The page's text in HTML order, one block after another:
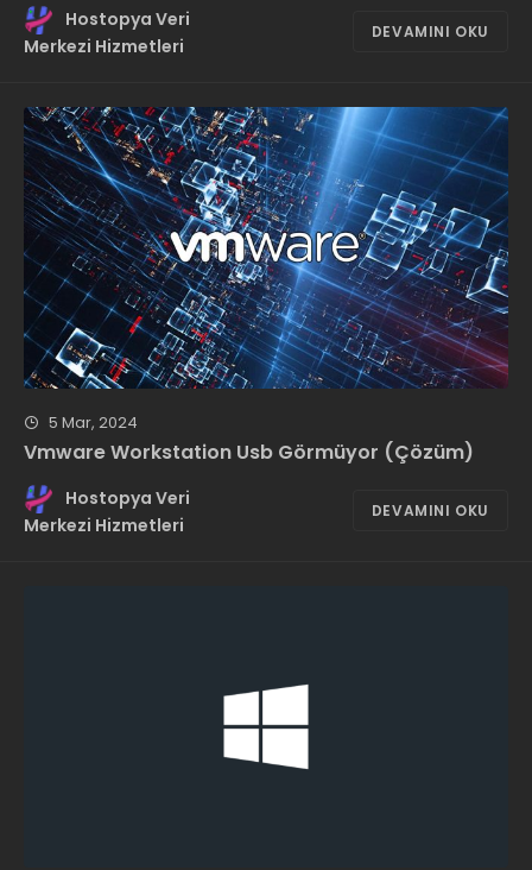
Hostopya Veri
Merkezi Hizmetleri
DEVAMINI OKU
5 Mar, 2024
Vmware Workstation Usb Görmüyor (Çözüm)
Hostopya Veri
Merkezi Hizmetleri
DEVAMINI OKU